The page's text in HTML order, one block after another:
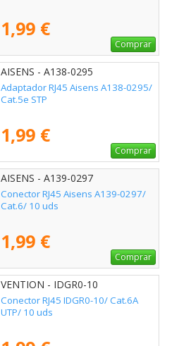
1,99 €
Comprar
AISENS - A138-0295
Adaptador RJ45 Aisens A138-0295/
Cat.5e STP
1,99 €
Comprar
AISENS - A139-0297
Conector RJ45 Aisens A139-0297/
Cat.6/ 10 uds
1,99 €
Comprar
VENTION - IDGR0-10
Conector RJ45 IDGR0-10/ Cat.6A
UTP/ 10 uds